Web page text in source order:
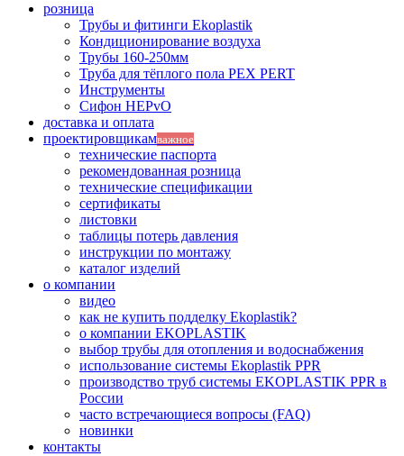
розница
Трубы и фитинги Ekoplastik
Кондиционирование воздуха
Трубы 160-250мм
Труба для тёплого пола PEX PERT
Инструменты
Сифон HEPvO
доставка и оплата
проектировщикамважное
технические паспорта
рекомендованная розница
технические спецификации
сертификаты
листовки
таблицы потерь давления
инструкции по монтажу
каталог изделий
о компании
видео
как не купить подделку Ekoplastik?
о компании EKOPLASTIK
выбор трубы для отопления и водоснабжения
использование системы Ekoplastik PPR
производство труб системы EKOPLASTIK PPR в
России
часто встречающиеся вопросы (FAQ)
новинки
контакты